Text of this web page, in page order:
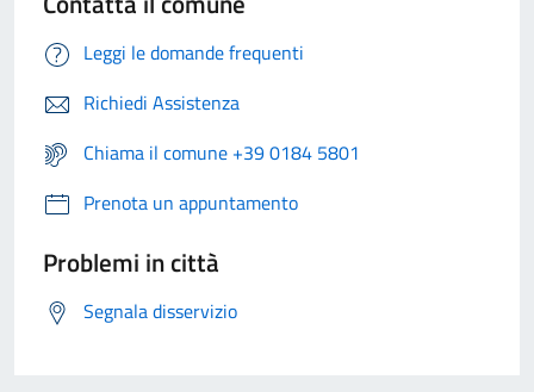
Leggi le domande frequenti
Richiedi Assistenza
Chiama il comune +39 0184 5801
Prenota un appuntamento
Problemi in città
Segnala disservizio